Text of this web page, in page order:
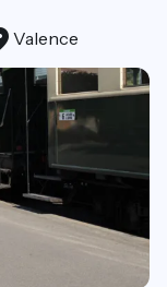
Valence